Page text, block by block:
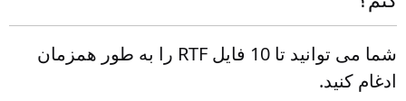
شما می توانید تا 10 فایل RTF را به طور همزمان
ادغام کنید.